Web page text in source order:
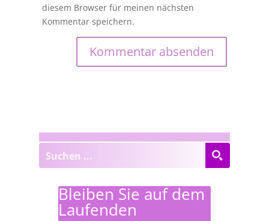
diesem Browser für meinen nächsten
Kommentar speichern.
Bleiben Sie auf dem
Laufenden